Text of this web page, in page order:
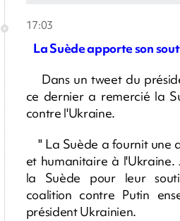
17:03
La Suède apporte son
Dans un tweet du
ce dernier a remercié la
contre l'Ukraine.
" La Suède a fournit une
et humanitaire à l'Ukraine.
la Suède pour leur
coalition contre Putin
président Ukrainien.